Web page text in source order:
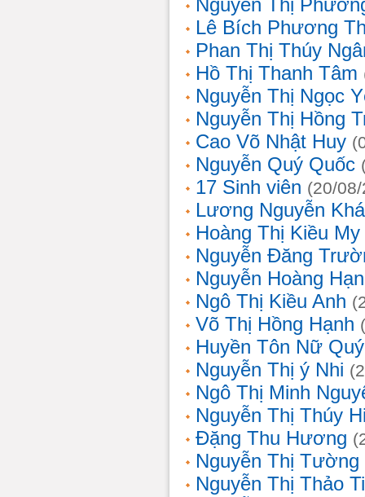
Nguyễn Thị
Lê Bích Phương
Phan Thị Thúy
Hồ Thị Thanh Tâm
Nguyễn Thị Ngọc
Nguyễn Thị Hồng
Cao Võ Nhật Huy
Nguyễn Quý Quốc
17 Sinh viên (20/
Lương Nguyễn
Hoàng Thị Kiều My
Nguyễn Đăng
Nguyễn Hoàng
Ngô Thị Kiều Anh
Võ Thị Hồng Hạnh
Huyền Tôn Nữ
Nguyễn Thị ý Nhi
Ngô Thị Minh
Nguyễn Thị Thúy
Đặng Thu Hương
Nguyễn Thị Tường
Nguyễn Thị Thảo